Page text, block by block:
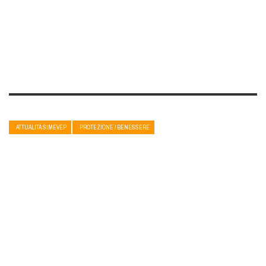
ATTUALITÀ SIMEVEP PROTEZIONE / BENESSERE